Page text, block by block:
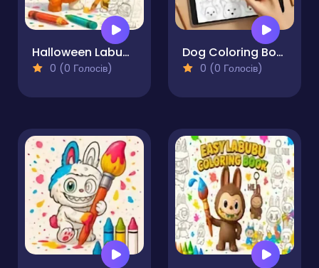
Halloween Labubu Coloring & Drawing Game
0 (0 Голосів)
Dog Coloring Book
0 (0 Голосів)